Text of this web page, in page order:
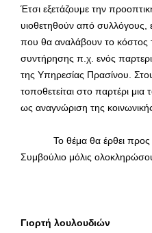
Έτσι εξετάζουμε την
υιοθετηθούν από συλλόγους,
που θα αναλάβουν το κόστος
συντήρησης π.χ. ενός
της Υπηρεσίας Πρασίνου.
τοποθετείται στο παρτέρι
ως αναγνώριση της
Το θέμα θα έρθει
Συμβούλιο μόλις
Γιορτή λουλουδιών